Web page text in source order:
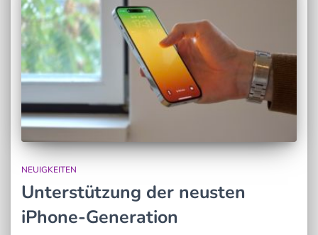
NEUIGKEITEN
Unterstützung der neusten
iPhone-Generation